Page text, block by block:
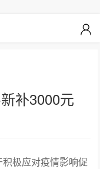
补3000元
极应对疫情影响促